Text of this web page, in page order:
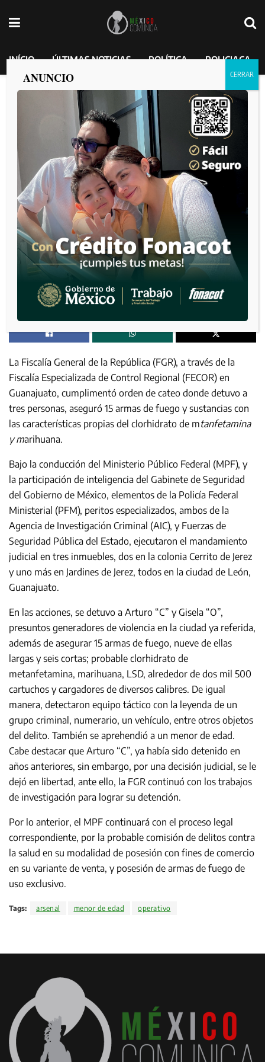
INÍCIO ÚLTIMAS NOTICIAS POLÍTICA POLICIACA
Operativo en León: Caen Arturo “C”,
Gisela “O” y un menor con arsenal y
drogas
MEXICO COMUNICA 2025-02-27
La Fiscalía General de la República (FGR), a través de la
Fiscalía Especializada de Control Regional (FECOR) en
Guanajuato, cumplimentó orden de cateo donde detuvo a
tres personas, aseguró 15 armas de fuego y sustancias con
las características propias del clorhidrato de mtanfetamina
y marihuana.
Bajo la conducción del Ministerio Público Federal (MPF), y
la participación de inteligencia del Gabinete de Seguridad
del Gobierno de México, elementos de la Policía Federal
Ministerial (PFM), peritos especializados, ambos de la
Agencia de Investigación Criminal (AIC), y Fuerzas de
Seguridad Pública del Estado, ejecutaron el mandamiento
judicial en tres inmuebles, dos en la colonia Cerrito de Jerez
y uno más en Jardines de Jerez, todos en la ciudad de León,
Guanajuato.
En las acciones, se detuvo a Arturo “C” y Gisela “O”,
presuntos generadores de violencia en la ciudad ya referida,
además de asegurar 15 armas de fuego, nueve de ellas
largas y seis cortas; probable clorhidrato de
metanfetamina, marihuana, LSD, alrededor de dos mil 500
cartuchos y cargadores de diversos calibres. De igual
manera, detectaron equipo táctico con la leyenda de un
grupo criminal, numerario, un vehículo, entre otros objetos
del delito. También se aprehendió a un menor de edad.
Cabe destacar que Arturo “C”, ya había sido detenido en
años anteriores, sin embargo, por una decisión judicial, se le
dejó en libertad, ante ello, la FGR continuó con los trabajos
de investigación para lograr su detención.
Por lo anterior, el MPF continuará con el proceso legal
correspondiente, por la probable comisión de delitos contra
la salud en su modalidad de posesión con fines de comercio
en su variante de venta, y posesión de armas de fuego de
uso exclusivo.
Tags: arsenal menor de edad operativo
ANUNCIO